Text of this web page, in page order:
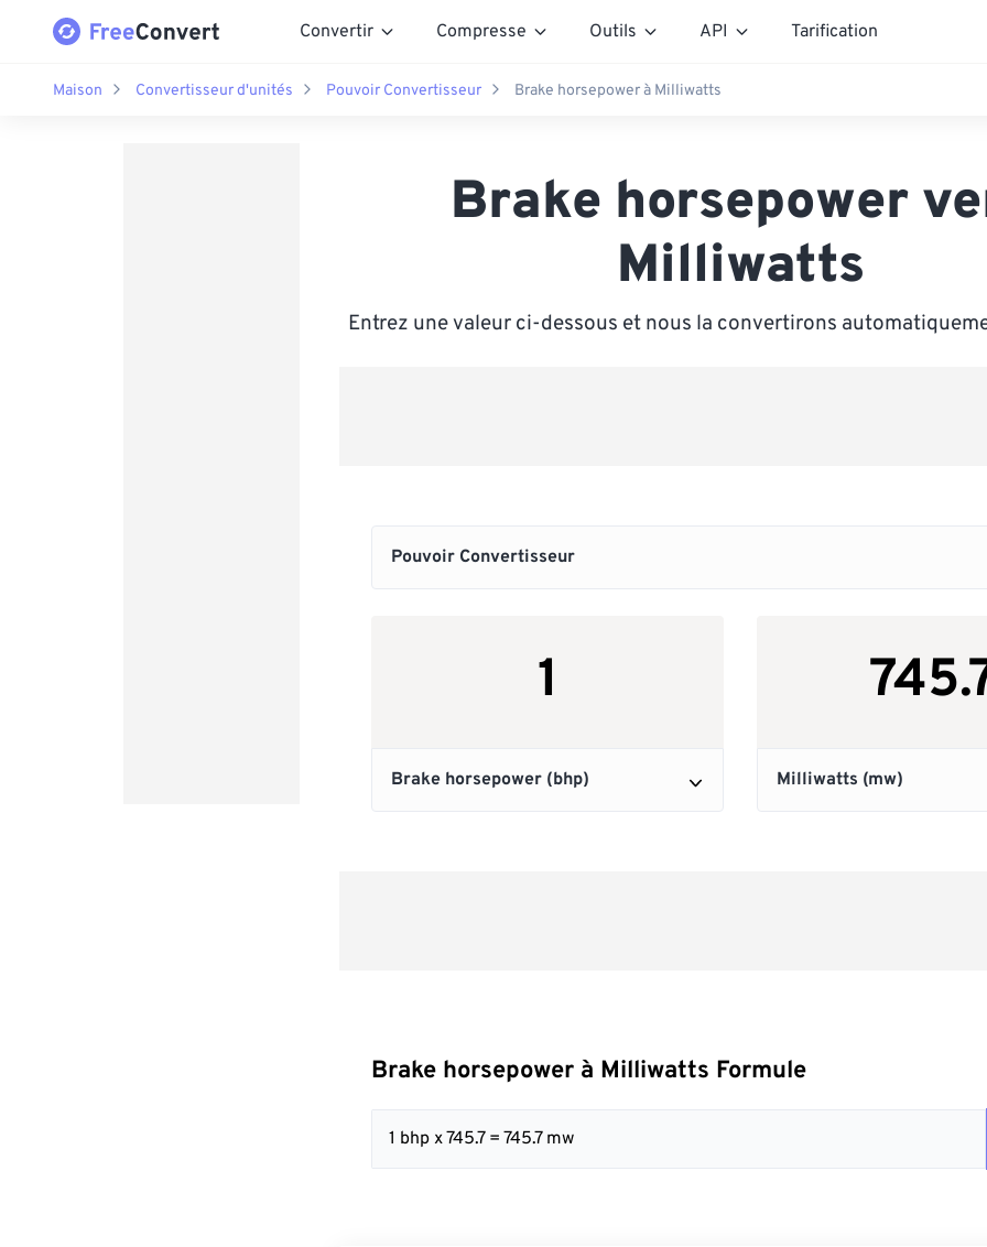
Convertir Compresse Outils API Tarification
Maison Convertisseur d'unités Pouvoir Convertisseur Brake horsepower à Milliwatts
Brake horsepower
Milliwatts
Entrez une valeur ci-dessous et nous la convertirons
Brake horsepower à Milliwatts Formule
1 bhp x 745.7 = 745.7 mw